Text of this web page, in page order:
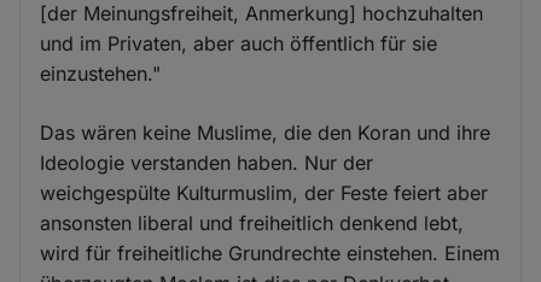
[der Meinungsfreiheit, Anmerkung] hochzuhalten
und im Privaten, aber auch öffentlich für sie
einzustehen."
Das wären keine Muslime, die den Koran und ihre
Ideologie verstanden haben. Nur der
weichgespülte Kulturmuslim, der Feste feiert aber
ansonsten liberal und freiheitlich denkend lebt,
wird für freiheitliche Grundrechte einstehen. Einem